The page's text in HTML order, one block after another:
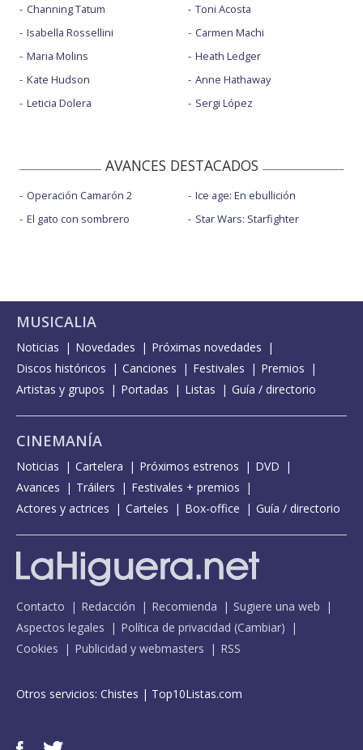
Channing Tatum
Isabella Rossellini
Maria Molins
Kate Hudson
Leticia Dolera
Toni Acosta
Carmen Machi
Heath Ledger
Anne Hathaway
Sergi López
AVANCES DESTACADOS
Operación Camarón 2
El gato con sombrero
Ice age: En ebullición
Star Wars: Starfighter
MUSICALIA
Noticias Novedades
Próximas novedades
Discos históricos
Canciones Festivales
Premios
Artistas y grupos
Portadas Listas Guía / directorio
CINEMANÍA
Noticias Cartelera Próximos estrenos
DVD
Avances
Tráilers
Festivales + premios
Actores y actrices
Carteles Box-office Guía / directorio
Contacto Redacción Recomienda
Sugiere una web
Aspectos legales
Política de privacidad (Cambiar)
Cookies
Publicidad y webmasters RSS
Otros servicios: Chistes | Top10Listas.com